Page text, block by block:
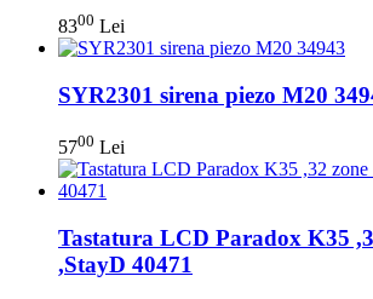
8300 Lei
SYR2301 sirena piezo M20
5700 Lei
Tastatura LCD Paradox K35
,StayD 40471